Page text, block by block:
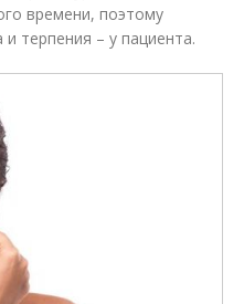
времени, поэтому
и терпения – у пациента.